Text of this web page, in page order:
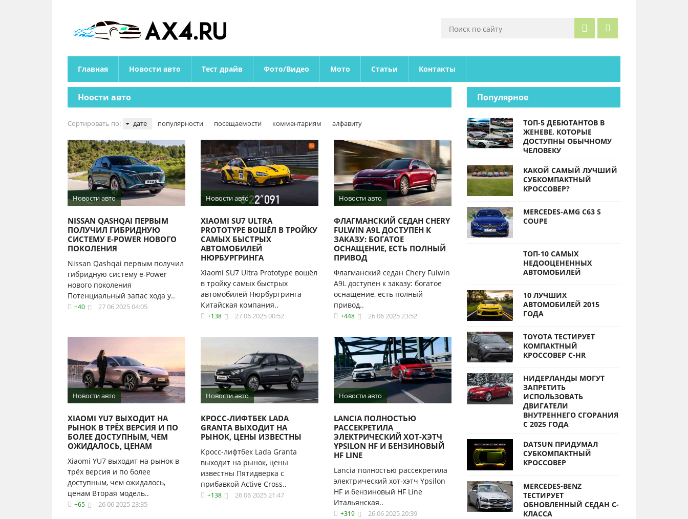
Главная Новости авто Тест драйв Фото/Видео Мото Статьи Контакты
Ноости авто
Сортировать по: дате популярности посещаемости комментариям алфавиту
Новости авто
NISSAN QASHQAI ПЕРВЫМ
ПОЛУЧИЛ ГИБРИДНУЮ
СИСТЕМУ E-POWER НОВОГО
ПОКОЛЕНИЯ
Nissan Qashqai первым получил
гибридную систему e-Power
нового поколения
Потенциальный запас хода у..
+40 27 06 2025 04:05
Новости авто
XIAOMI SU7 ULTRA
PROTOTYPE ВОШЁЛ В ТРОЙКУ
САМЫХ БЫСТРЫХ
АВТОМОБИЛЕЙ
НЮРБУРГРИНГА
Xiaomi SU7 Ultra Prototype вошёл
в тройку самых быстрых
автомобилей Нюрбургринга
Китайская компания..
+138 27 06 2025 00:52
Новости авто
ФЛАГМАНСКИЙ СЕДАН CHERY
FULWIN A9L ДОСТУПЕН К
ЗАКАЗУ: БОГАТОЕ
ОСНАЩЕНИЕ, ЕСТЬ ПОЛНЫЙ
ПРИВОД
Флагманский седан Chery Fulwin
A9L доступен к заказу: богатое
оснащение, есть полный
привод..
+448 26 06 2025 23:52
Новости авто
XIAOMI YU7 ВЫХОДИТ НА
РЫНОК В ТРЁХ ВЕРСИЯ И ПО
БОЛЕЕ ДОСТУПНЫМ, ЧЕМ
ОЖИДАЛОСЬ, ЦЕНАМ
Xiaomi YU7 выходит на рынок в
трёх версия и по более
доступным, чем ожидалось,
ценам Вторая модель..
+65 26 06 2025 23:35
Новости авто
КРОСС-ЛИФТБЕК LADA
GRANTA ВЫХОДИТ НА
РЫНОК, ЦЕНЫ ИЗВЕСТНЫ
Кросс-лифтбек Lada Granta
выходит на рынок, цены
известны Пятидверка с
прибавкой Active Cross..
+138 26 06 2025 21:47
Новости авто
LANCIA ПОЛНОСТЬЮ
РАССЕКРЕТИЛА
ЭЛЕКТРИЧЕСКИЙ ХОТ-ХЭТЧ
YPSILON HF И БЕНЗИНОВЫЙ
HF LINE
Lancia полностью рассекретила
электрический хот-хэтч Ypsilon
HF и бензиновый HF Line
Итальянская..
+319 26 06 2025 20:39
Популярное
ТОП-5 ДЕБЮТАНТОВ В
ЖЕНЕВЕ, КОТОРЫЕ
ДОСТУПНЫ ОБЫЧНОМУ
ЧЕЛОВЕКУ
КАКОЙ САМЫЙ ЛУЧШИЙ
СУБКОМПАКТНЫЙ
КРОССОВЕР?
MERCEDES-AMG C63 S
COUPE
ТОП-10 САМЫХ
НЕДООЦЕНЕННЫХ
АВТОМОБИЛЕЙ
10 ЛУЧШИХ
АВТОМОБИЛЕЙ 2015
ГОДА
TOYOTA ТЕСТИРУЕТ
КОМПАКТНЫЙ
КРОССОВЕР C-HR
НИДЕРЛАНДЫ МОГУТ
ЗАПРЕТИТЬ
ИСПОЛЬЗОВАТЬ
ДВИГАТЕЛИ
ВНУТРЕННЕГО СГОРАНИЯ
С 2025 ГОДА
DATSUN ПРИДУМАЛ
СУБКОМПАКТНЫЙ
КРОССОВЕР
MERCEDES-BENZ
ТЕСТИРУЕТ
ОБНОВЛЕННЫЙ СЕДАН С-
КЛАССА